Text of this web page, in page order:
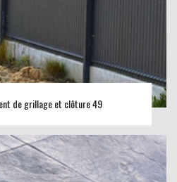
de grillage et clôture 49